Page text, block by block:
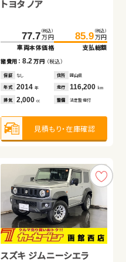
トヨタ ノア
77.7 （税込）
万円
車両本体価格
85.9 （税込）
万円
支払総額
諸費用： 8.2万円 （税込）
保証 なし 住所 岡山県
年式 2014年 走行 116,200 km
排気 2,000cc 整備 法定整備付
見積もり・在庫確認
スズキ ジムニーシエラ
スズキ ジムニー
240.7万円
車両本体価格
諸費用：9.2 万円 （税込）
保証 あり 住所 岩手県
排気 660 整備 法定整備付
449.7 （税込）
万円
車両本体価格
463.3 （税込）
万円
支払総額
諸費用： 13.6万円（税込）
保証 なし 住所 岡山県
年式 2019年 走行 30,500km
排気 3,500 整備 法定整備付
見積もり・在庫確認
トヨタ ヴェルファイア ハ